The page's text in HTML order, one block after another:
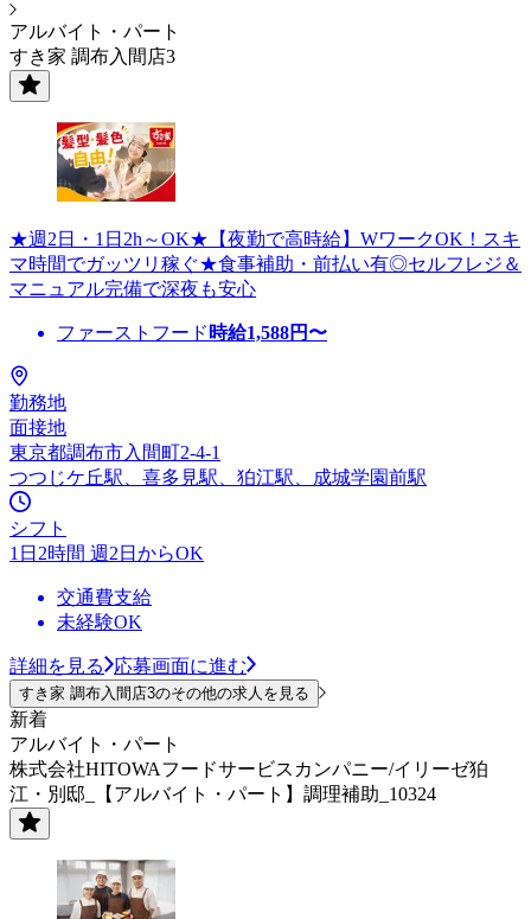
アルバイト・パート
すき家 調布入間店3
★週2日・1日2h～OK★【夜勤で高時給】WワークOK！スキ
マ時間でガッツリ稼ぐ★食事補助・前払い有◎セルフレジ＆
マニュアル完備で深夜も安心
ファーストフード 時給1,588円〜
勤務地
面接地
東京都調布市入間町2-4-1
つつじケ丘駅、喜多見駅、狛江駅、成城学園前駅
シフト
1日2時間 週2日からOK
交通費支給
未経験OK
詳細を見る 応募画面に進む
すき家 調布入間店3のその他の求人を見る
新着
アルバイト・パート
株式会社HITOWAフードサービスカンパニー/イリーゼ狛
江・別邸_【アルバイト・パート】調理補助_10324